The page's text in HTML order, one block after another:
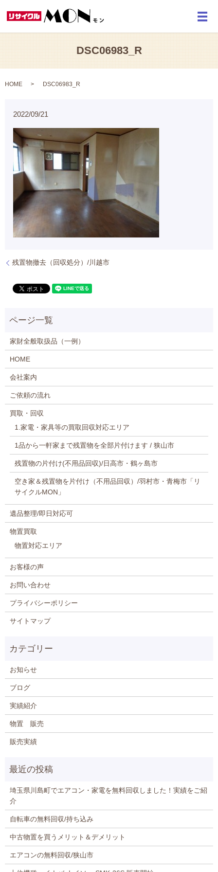
メ
DSC06983_R
HOME DSC06983_R
2022/09/21
残置物撤去（回収処分）/川越市
家財全般取扱品（一例）
HOME
会社案内
ご依頼の流れ
買取・回収
1.家電・家具等の買取回収対応エリア
1品から一軒家まで残置物を全部片付けます / 狭山市
残置物の片付け(不用品回収)/日高市・鶴ヶ島市
空き家＆残置物を片付け（不用品回収）/羽村市・青梅市「リ
サイクルMON」
遺品整理/即日対応可
物置買取
物置対応エリア
お客様の声
お問い合わせ
プライバシーポリシー
サイトマップ
お知らせ
ブログ
実績紹介
物置 販売
販売実績
埼玉県川島町でエアコン・家電を無料回収しました！実績をご紹
介
自転車の無料回収/持ち込み
中古物置を買うメリット＆デメリット
エアコンの無料回収/狭山市